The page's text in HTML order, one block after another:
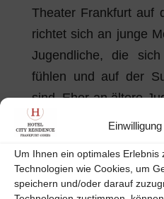
Um Ihnen ein optimales Erlebnis
Technologien wie Cookies, um
speichern und/oder darauf
Theater Frankfurt auf
richtet sich an junge
Jugendliche, die
fühlen und auf der
sind. Eher an ältere
sich am Abend des
das Stück „Sozial –
der Bürgerbühne im
um eine Gruppe